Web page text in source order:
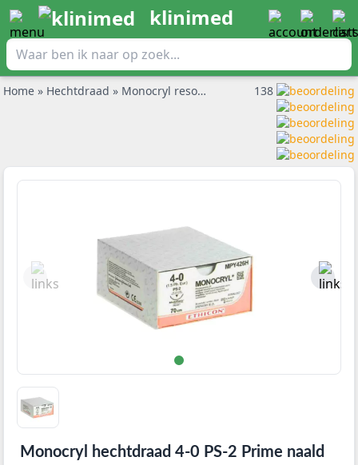
klinimed
Home » Hechtdraad » Monocryl resorbeerbaar hechtdraad »
138
Monocryl hechtdraad 4-0 PS-2 Prime naald